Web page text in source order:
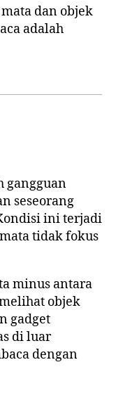
dan objek
adalah
gangguan
seseorang
ini terjadi
tidak fokus
minus antara
objek
gadget
di luar
dengan